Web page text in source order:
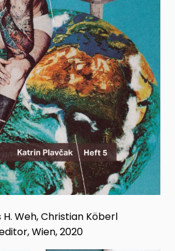
Weh, Christian Köberl
Wien, 2020